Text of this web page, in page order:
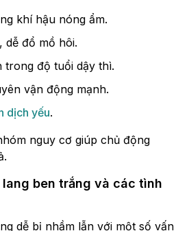
khí hậu nóng ẩm.
dễ đổ mồ hôi.
trong độ tuổi dậy thì.
vận động mạnh.
dịch yếu.
nguy cơ giúp chủ động
ben trắng và các tình
dễ bị nhầm lẫn với một số vấn